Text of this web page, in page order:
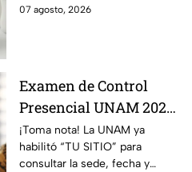
una leche para bebé.
07 agosto, 2026
Examen de Control
Presencial UNAM 2026:
consulta aquí tu sede,
fecha y horario
¡Toma nota! La UNAM ya
habilitó “TU SITIO” para
consultar la sede, fecha y